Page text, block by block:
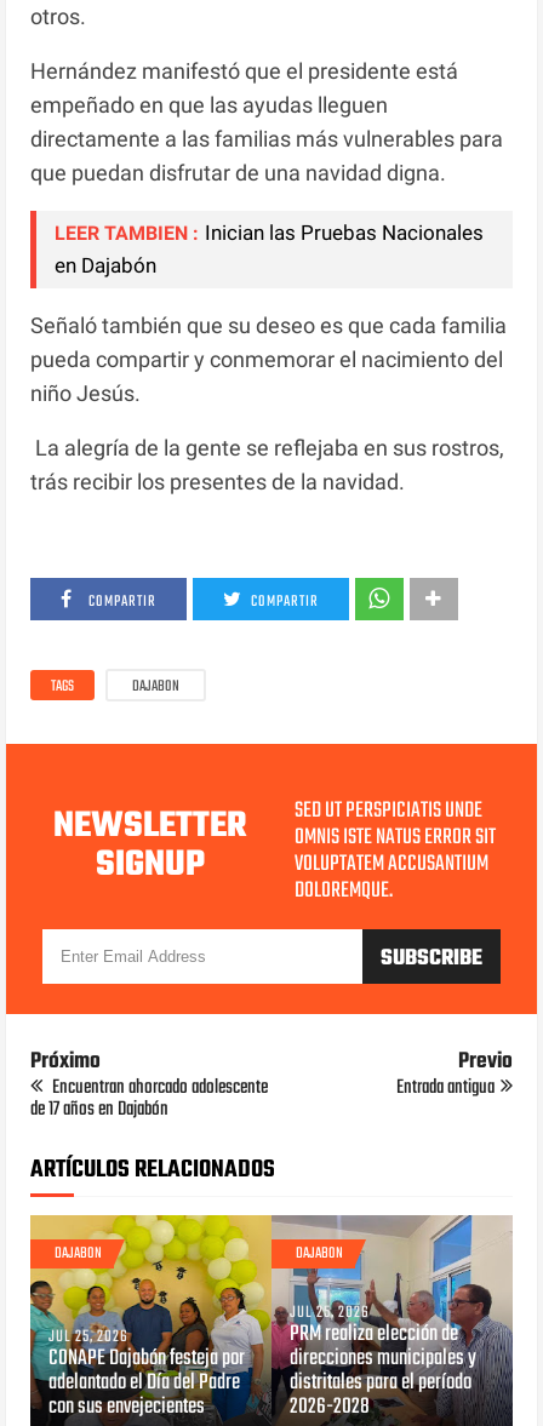
otros.
Hernández manifestó que el presidente está
empeñado en que las ayudas lleguen
directamente a las familias más vulnerables para
que puedan disfrutar de una navidad digna.
LEER TAMBIEN : Inician las Pruebas Nacionales
en Dajabón
Señaló también que su deseo es que cada familia
pueda compartir y conmemorar el nacimiento del
niño Jesús.
La alegría de la gente se reflejaba en sus rostros,
trás recibir los presentes de la navidad.
COMPARTIR COMPARTIR
TAGS DAJABON
NEWSLETTER
SIGNUP
SED UT PERSPICIATIS UNDE
OMNIS ISTE NATUS ERROR SIT
VOLUPTATEM ACCUSANTIUM
DOLOREMQUE.
Próximo
Encuentran ahorcado adolescente
de 17 años en Dajabón
Previo
Entrada antigua
ARTÍCULOS RELACIONADOS
DAJABON
JUL 25, 2026
CONAPE Dajabón festeja por
adelantado el Día del Padre
con sus envejecientes
DAJABON
JUL 25, 2026
PRM realiza elección de
direcciones municipales y
distritales para el período
2026-2028